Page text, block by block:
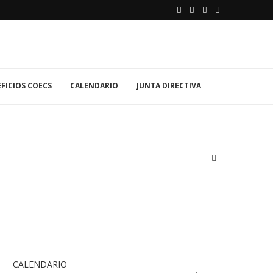
COECS CALENDARIO JUNTA DIRECTIVA
CALENDARIO